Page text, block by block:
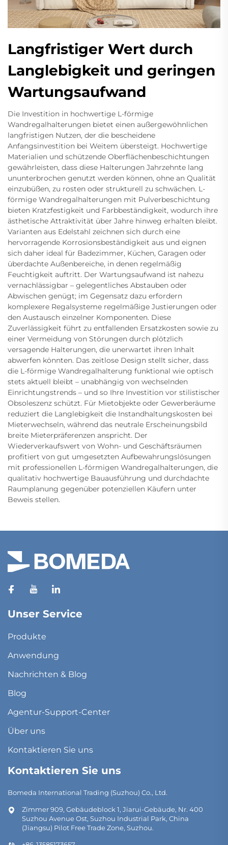
Langfristiger Wert durch
Langlebigkeit und geringen
Wartungsaufwand
Die Investition in hochwertige L-förmige
Wandregalhalterungen bietet einen außergewöhnlichen
langfristigen Nutzen, der die bescheidene
Anfangsinvestition bei Weitem übersteigt. Hochwertige
Materialien und schützende Oberflächenbeschichtungen
gewährleisten, dass diese Halterungen Jahrzehnte lang
ununterbrochen genutzt werden können, ohne an Qualität
einzubüßen, zu rosten oder strukturell zu schwächen. L-
förmige Wandregalhalterungen mit Pulverbeschichtung
bieten Kratzfestigkeit und Farbbeständigkeit, wodurch ihre
ästhetische Attraktivität über Jahre hinweg erhalten bleibt.
Varianten aus Edelstahl zeichnen sich durch eine
hervorragende Korrosionsbeständigkeit aus und eignen
sich daher ideal für Badezimmer, Küchen, Garagen oder
überdachte Außenbereiche, in denen regelmäßig
Feuchtigkeit auftritt. Der Wartungsaufwand ist nahezu
vernachlässigbar – gelegentliches Abstauben oder
Abwischen genügt; im Gegensatz dazu erfordern
komplexere Regalsysteme regelmäßige Justierungen oder
den Austausch einzelner Komponenten. Diese
Zuverlässigkeit führt zu entfallenden Ersatzkosten sowie zu
einer Vermeidung von Störungen durch plötzlich
versagende Halterungen, die unerwartet ihren Inhalt
abwerfen könnten. Das zeitlose Design stellt sicher, dass
die L-förmige Wandregalhalterung funktional wie optisch
stets aktuell bleibt – unabhängig von wechselnden
Einrichtungstrends – und so Ihre Investition vor stilistischer
Obsoleszenz schützt. Für Mietobjekte oder Gewerberäume
reduziert die Langlebigkeit die Instandhaltungskosten bei
Mieterwechseln, während das neutrale Erscheinungsbild
breite Mieterpräferenzen anspricht. Der
Wiederverkaufswert von Wohn- und Geschäftsräumen
profitiert von gut umgesetzten Aufbewahrungslösungen
mit professionellen L-förmigen Wandregalhalterungen, die
qualitativ hochwertige Bauausführung und durchdachte
Raumplanung gegenüber potenziellen Käufern unter
Beweis stellen.
Unser Service
Produkte
Anwendung
Nachrichten & Blog
Blog
Agentur-Support-Center
Über uns
Kontaktieren Sie uns
Kontaktieren Sie uns
Bomeda International Trading (Suzhou) Co., Ltd.
Zimmer 909, Gebäudeblock 1, Jiarui-Gebäude, Nr. 400
Suzhou Avenue Ost, Suzhou Industrial Park, China
(Jiangsu) Pilot Free Trade Zone, Suzhou.